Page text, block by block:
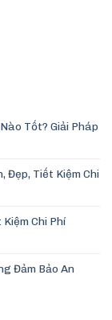
Tốt? Giải Pháp
Đẹp, Tiết Kiệm Chi
Chi Phí
Đảm Bảo An